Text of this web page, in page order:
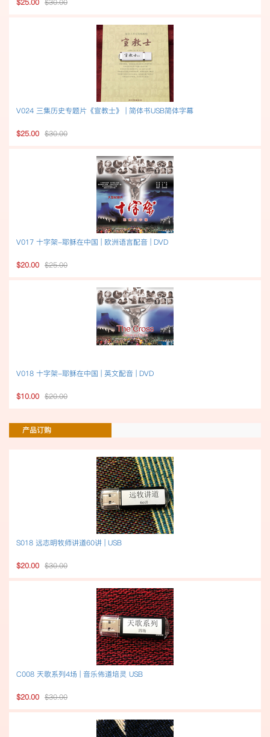
$25.00 $30.00
V024 三集历史专题片《宣教士》 | 简体书USB简体字幕
$25.00 $30.00
V017 十字架-耶稣在中国 | 欧洲语言配音 | DVD
$20.00 $25.00
V018 十字架-耶稣在中国 | 英文配音 | DVD
$10.00 $20.00
产品订购
S018 远志明牧师讲道60讲 | USB
$20.00 $30.00
C008 天歌系列4场 | 音乐佈道培灵 USB
$20.00 $30.00